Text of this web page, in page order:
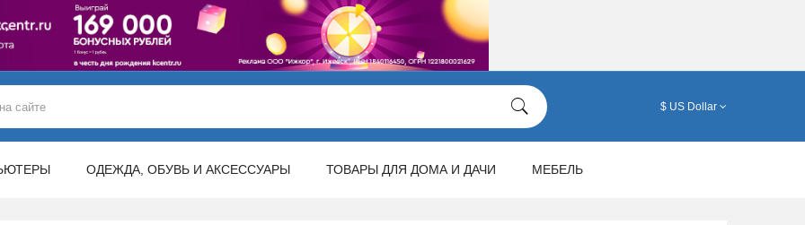
$ US Dollar
ОДЕЖДА, ОБУВЬ И АКСЕССУАРЫ ТОВАРЫ ДЛЯ ДОМА И ДАЧИ МЕБЕЛЬ